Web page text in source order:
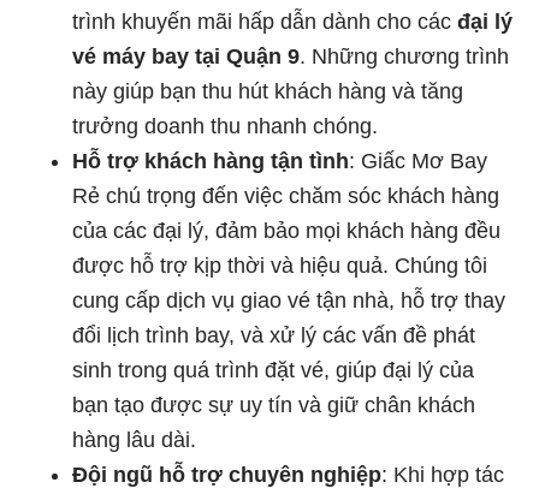
trình khuyến mãi hấp dẫn dành cho các đại lý
vé máy bay tại Quận 9. Những chương trình
này giúp bạn thu hút khách hàng và tăng
trưởng doanh thu nhanh chóng.
Hỗ trợ khách hàng tận tình: Giấc Mơ Bay
Rẻ chú trọng đến việc chăm sóc khách hàng
của các đại lý, đảm bảo mọi khách hàng đều
được hỗ trợ kịp thời và hiệu quả. Chúng tôi
cung cấp dịch vụ giao vé tận nhà, hỗ trợ thay
đổi lịch trình bay, và xử lý các vấn đề phát
sinh trong quá trình đặt vé, giúp đại lý của
bạn tạo được sự uy tín và giữ chân khách
hàng lâu dài.
Đội ngũ hỗ trợ chuyên nghiệp: Khi hợp tác